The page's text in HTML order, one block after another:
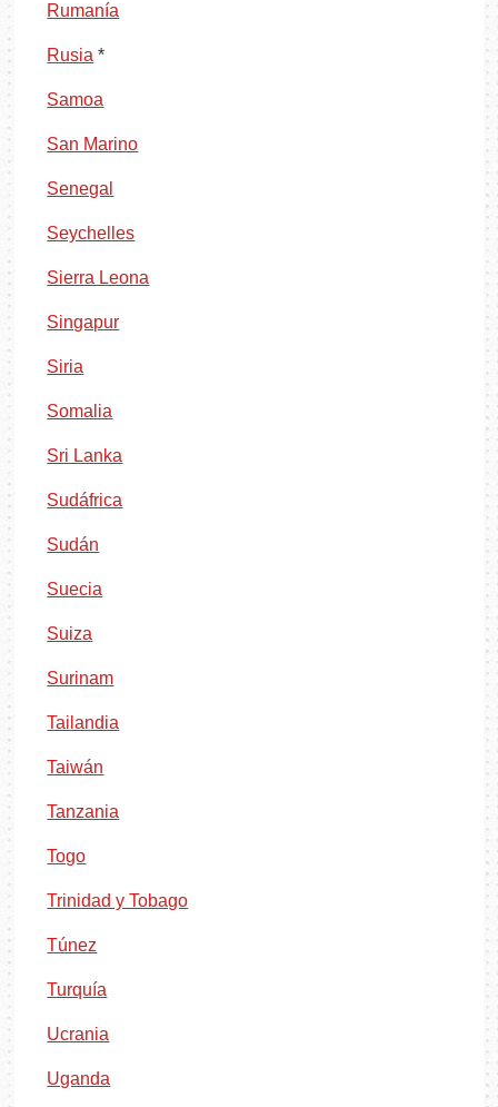
Rumanía
Rusia *
Samoa
San Marino
Senegal
Seychelles
Sierra Leona
Singapur
Siria
Somalia
Sri Lanka
Sudáfrica
Sudán
Suecia
Suiza
Surinam
Tailandia
Taiwán
Tanzania
Togo
Trinidad y Tobago
Túnez
Turquía
Ucrania
Uganda